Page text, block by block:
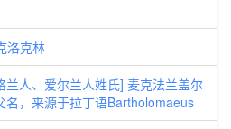
克林
、爱尔兰人姓氏] 麦克法兰盖尔
名，来源于拉丁语Bartholomaeus